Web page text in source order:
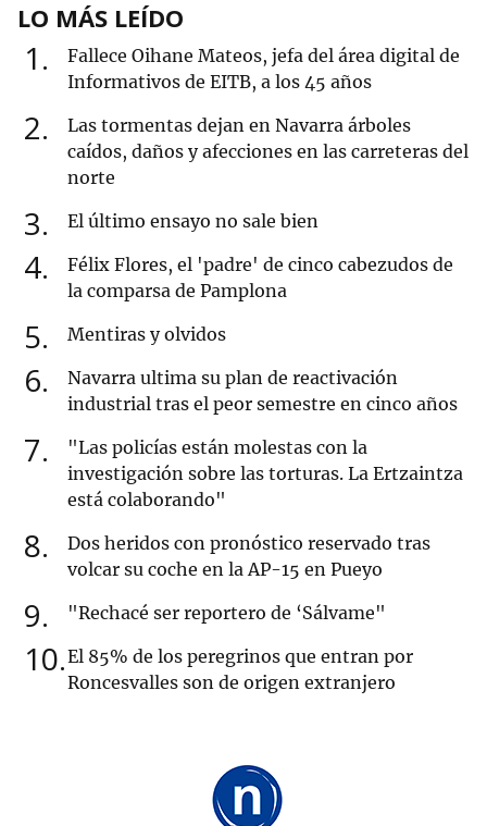
LO MÁS LEÍDO
1
Fallece Oihane Mateos, jefa del área digital de
Informativos de EITB, a los 45 años
2
Las tormentas dejan en Navarra árboles
caídos, daños y afecciones en las carreteras del
norte
3 El último ensayo no sale bien
4
Félix Flores, el 'padre' de cinco cabezudos de
la comparsa de Pamplona
5 Mentiras y olvidos
6
Navarra ultima su plan de reactivación
industrial tras el peor semestre en cinco años
7
"Las policías están molestas con la
investigación sobre las torturas. La Ertzaintza
está colaborando"
8
Dos heridos con pronóstico reservado tras
volcar su coche en la AP-15 en Pueyo
9 "Rechacé ser reportero de ‘Sálvame"
10 El 85% de los peregrinos que entran por
Roncesvalles son de origen extranjero